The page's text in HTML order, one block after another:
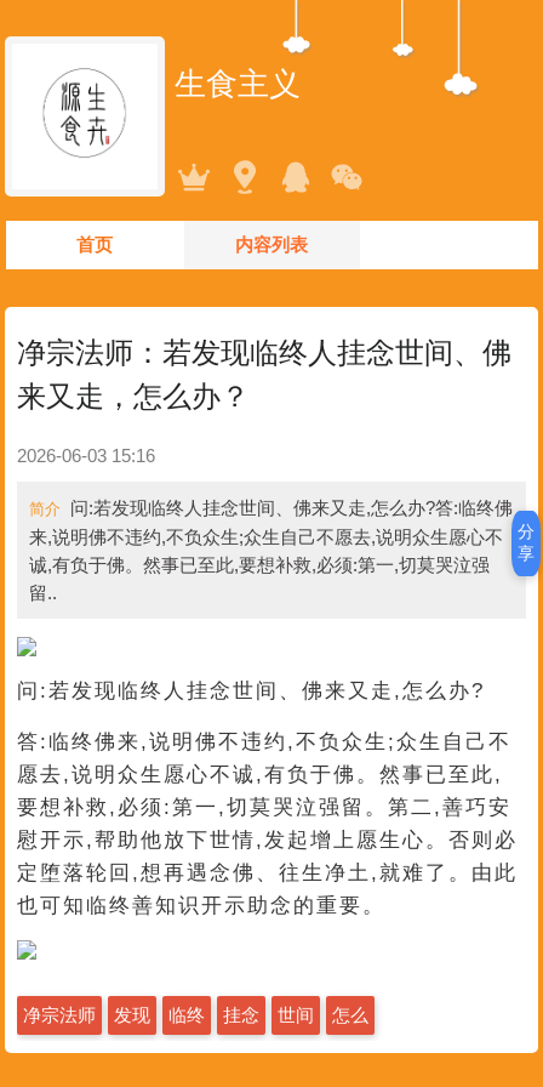
生食主义
首页 内容列表
净宗法师：若发现临终人挂念世间、佛
来又走，怎么办？
2026-06-03 15:16
简介 问:若发现临终人挂念世间、佛来又走,怎么办?答:临终佛
来,说明佛不违约,不负众生;众生自己不愿去,说明众生愿心不
诚,有负于佛。然事已至此,要想补救,必须:第一,切莫哭泣强
留..
问:若发现临终人挂念世间、佛来又走,怎么办?
答:临终佛来,说明佛不违约,不负众生;众生自己不
愿去,说明众生愿心不诚,有负于佛。然事已至此,
要想补救,必须:第一,切莫哭泣强留。第二,善巧安
慰开示,帮助他放下世情,发起增上愿生心。否则必
定堕落轮回,想再遇念佛、往生净土,就难了。由此
也可知临终善知识开示助念的重要。
净宗法师 发现 临终 挂念 世间 怎么
分
享